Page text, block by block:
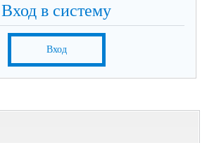
Вход в систему
Вход